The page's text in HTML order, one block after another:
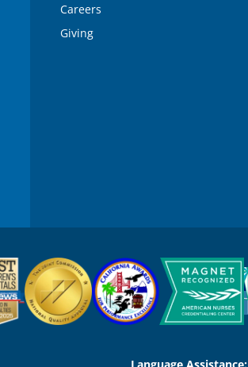
Careers
Giving
Language Assistance: